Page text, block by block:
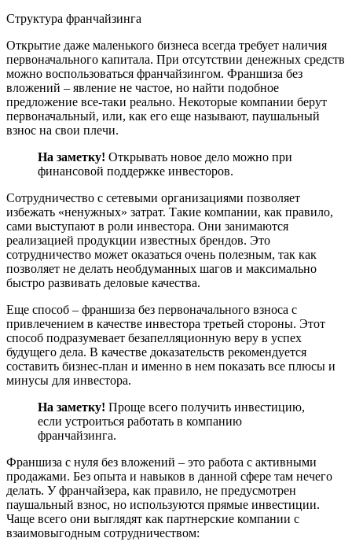
Структура франчайзинга
Открытие даже маленького бизнеса всегда требует наличия
первоначального капитала. При отсутствии денежных средств
можно воспользоваться франчайзингом. Франшиза без
вложений – явление не частое, но найти подобное
предложение все-таки реально. Некоторые компании берут
первоначальный, или, как его еще называют, паушальный
взнос на свои плечи.
На заметку! Открывать новое дело можно при
финансовой поддержке инвесторов.
Сотрудничество с сетевыми организациями позволяет
избежать «ненужных» затрат. Такие компании, как правило,
сами выступают в роли инвестора. Они занимаются
реализацией продукции известных брендов. Это
сотрудничество может оказаться очень полезным, так как
позволяет не делать необдуманных шагов и максимально
быстро развивать деловые качества.
Еще способ – франшиза без первоначального взноса с
привлечением в качестве инвестора третьей стороны. Этот
способ подразумевает безапелляционную веру в успех
будущего дела. В качестве доказательств рекомендуется
составить бизнес-план и именно в нем показать все плюсы и
минусы для инвестора.
На заметку! Проще всего получить инвестицию,
если устроиться работать в компанию
франчайзинга.
Франшиза с нуля без вложений – это работа с активными
продажами. Без опыта и навыков в данной сфере там нечего
делать. У франчайзера, как правило, не предусмотрен
паушальный взнос, но используются прямые инвестиции.
Чаще всего они выглядят как партнерские компании с
взаимовыгодным сотрудничеством: